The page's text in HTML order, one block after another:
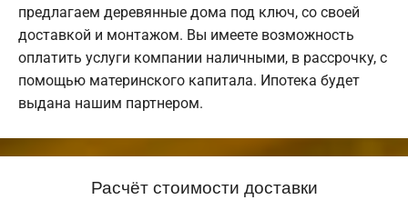
предлагаем деревянные дома под ключ, со своей
доставкой и монтажом. Вы имеете возможность
оплатить услуги компании наличными, в рассрочку, с
помощью материнского капитала. Ипотека будет
выдана нашим партнером.
Расчёт стоимости доставки